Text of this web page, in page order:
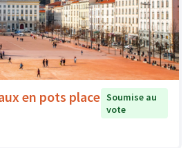
en pots place Soumise au
vote